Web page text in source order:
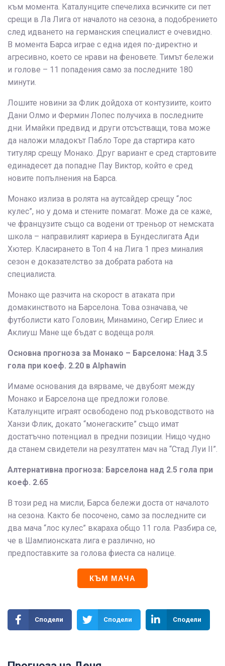
към момента. Каталунците спечелиха всичките си пет
срещи в Ла Лига от началото на сезона, а подобрението
след идването на германския специалист е очевидно.
В момента Барса играе с една идея по-директно и
агресивно, което се нрави на феновете. Тимът бележи
и голове – 11 попадения само за последните 180
минути.
Лошите новини за Флик дойдоха от контузиите, които
Дани Олмо и Фермин Лопес получиха в последните
дни. Имайки предвид и други отсъстващи, това може
да наложи младокът Пабло Торе да стартира като
титуляр срещу Монако. Друг вариант е сред стартовите
единадесет да попадне Пау Виктор, който е сред
новите попълнения на Барса.
Монако излиза в ролята на аутсайдер срещу “лос
кулес”, но у дома и стените помагат. Може да се каже,
че французите също са водени от треньор от немската
школа – направилият кариера в Бундеслигата Ади
Хютер. Класирането в Топ 4 на Лига 1 през миналия
сезон е доказателство за добрата работа на
специалиста.
Монако ще разчита на скорост в атаката при
домакинството на Барселона. Това означава, че
футболисти като Головин, Минамино, Сегир Елиес и
Аклиуш Мане ще бъдат с водеща роля.
Основна прогноза за Монако – Барселона: Над 3.5
гола при коеф. 2.20 в Alphawin
Имаме основания да вярваме, че двубоят между
Монако и Барселона ще предложи голове.
Каталунците играят освободено под ръководството на
Ханзи Флик, докато “монегаските” също имат
достатъчно потенциал в предни позиции. Нищо чудно
да станем свидетели на резултатен мач на “Стад Луи II”.
Алтернативна прогноза: Барселона над 2.5 гола при
коеф. 2.65
В този ред на мисли, Барса бележи доста от началото
на сезона. Както бе посочено, само за последните си
два мача “лос кулес” вкараха общо 11 гола. Разбира се,
че в Шампионската лига е различно, но
предпоставките за голова фиеста са налице.
КЪМ МАЧА
Сподели Сподели Сподели